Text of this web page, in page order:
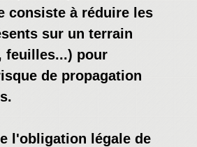
consiste à réduire les
sur un terrain
feuilles...) pour
de propagation
l'obligation légale de